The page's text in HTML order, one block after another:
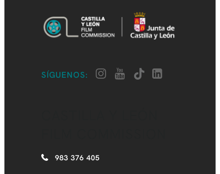
SÍGUENOS:
983 376 405